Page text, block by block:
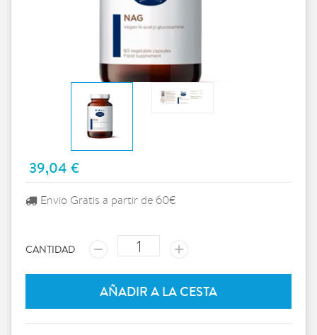
39,04 €
Envio Gratis a partir de 60€
CANTIDAD
AÑADIR A LA CESTA